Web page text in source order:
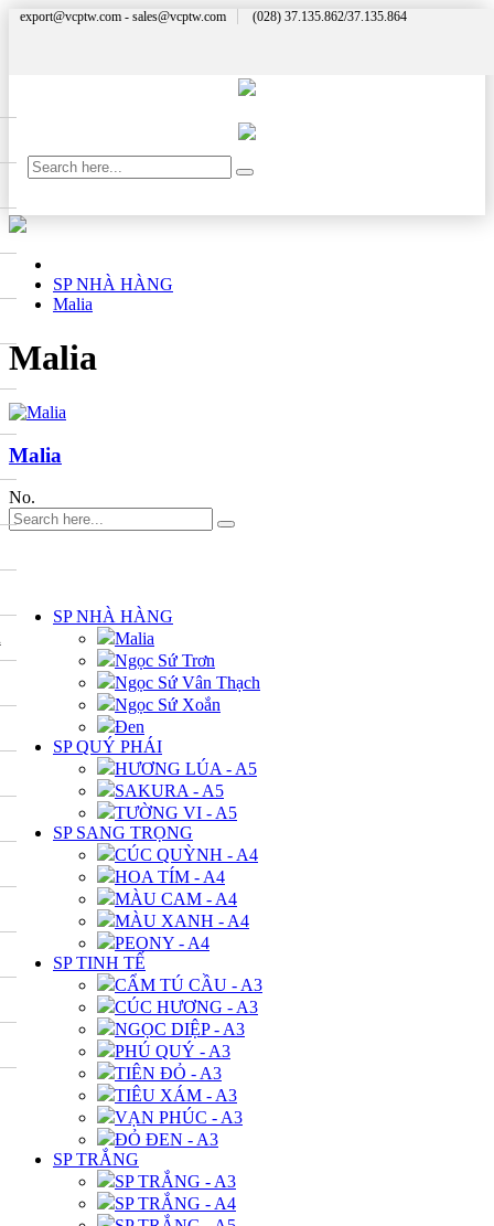
export@vcptw.com - sales@vcptw.com (028) 37.135.862/37.135.864
SP NHÀ HÀNG
Malia
Malia
Malia
No.
SP NHÀ HÀNG
Malia
Ngọc Sứ Trơn
Ngọc Sứ Vân Thạch
Ngọc Sứ Xoắn
Đen
SP QUÝ PHÁI
HƯƠNG LÚA - A5
SAKURA - A5
TƯỜNG VI - A5
SP SANG TRỌNG
CÚC QUỲNH - A4
HOA TÍM - A4
MÀU CAM - A4
MÀU XANH - A4
PEONY - A4
SP TINH TẾ
CẨM TÚ CẦU - A3
CÚC HƯƠNG - A3
NGỌC DIỆP - A3
PHÚ QUÝ - A3
TIÊN ĐỎ - A3
TIÊU XÁM - A3
VẠN PHÚC - A3
ĐỎ ĐEN - A3
SP TRẮNG
SP TRẮNG - A3
SP TRẮNG - A4